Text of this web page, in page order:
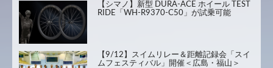
【シマノ】新型 DURA-ACE ホイール TEST
RIDE「WH-R9370-C50」が試乗可能
【9/12】スイムリレー＆距離記録会「スイ
ムフェスティバル」開催＜広島・福山＞